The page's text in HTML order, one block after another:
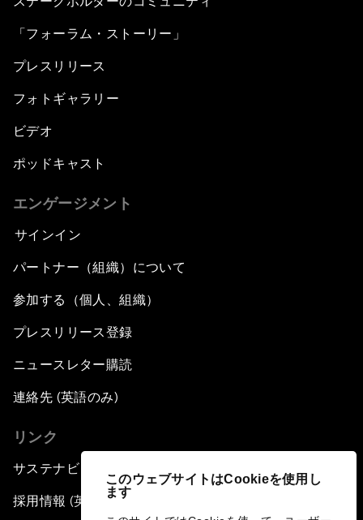
このウェブサイトはCookieを使用し
ます
「フォーラム・ストーリー」
プレスリリース
フォトギャラリー
ビデオ
ポッドキャスト
エンゲージメント
サインイン
パートナー（組織）について
参加する（個人、組織）
プレスリリース登録
ニュースレター購読
連絡先 (英語のみ)
リンク
サステナビリティへの取り組み
採用情報 (英語のみ)